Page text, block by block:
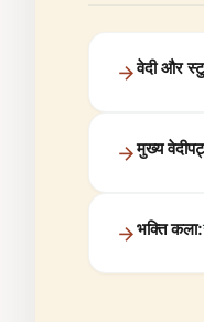
वेदी और
मुख्य
भक्ति कला: